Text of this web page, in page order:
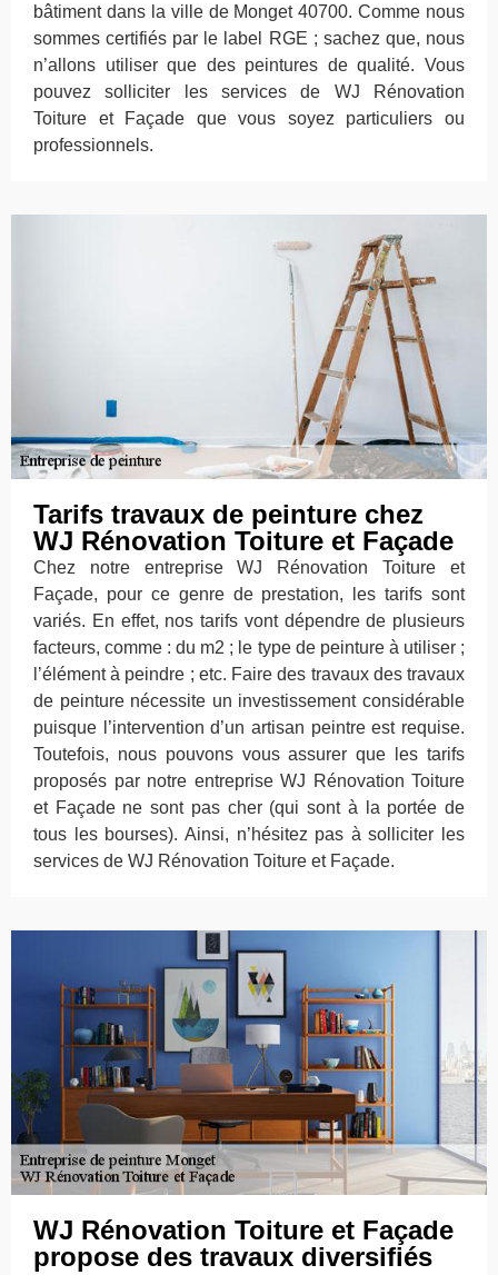
bâtiment dans la ville de Monget 40700. Comme nous
sommes certifiés par le label RGE ; sachez que, nous
n’allons utiliser que des peintures de qualité. Vous
pouvez solliciter les services de WJ Rénovation
Toiture et Façade que vous soyez particuliers ou
professionnels.
Tarifs travaux de peinture chez
WJ Rénovation Toiture et Façade
Chez notre entreprise WJ Rénovation Toiture et
Façade, pour ce genre de prestation, les tarifs sont
variés. En effet, nos tarifs vont dépendre de plusieurs
facteurs, comme : du m2 ; le type de peinture à utiliser ;
l’élément à peindre ; etc. Faire des travaux des travaux
de peinture nécessite un investissement considérable
puisque l’intervention d’un artisan peintre est requise.
Toutefois, nous pouvons vous assurer que les tarifs
proposés par notre entreprise WJ Rénovation Toiture
et Façade ne sont pas cher (qui sont à la portée de
tous les bourses). Ainsi, n’hésitez pas à solliciter les
services de WJ Rénovation Toiture et Façade.
WJ Rénovation Toiture et Façade
propose des travaux diversifiés